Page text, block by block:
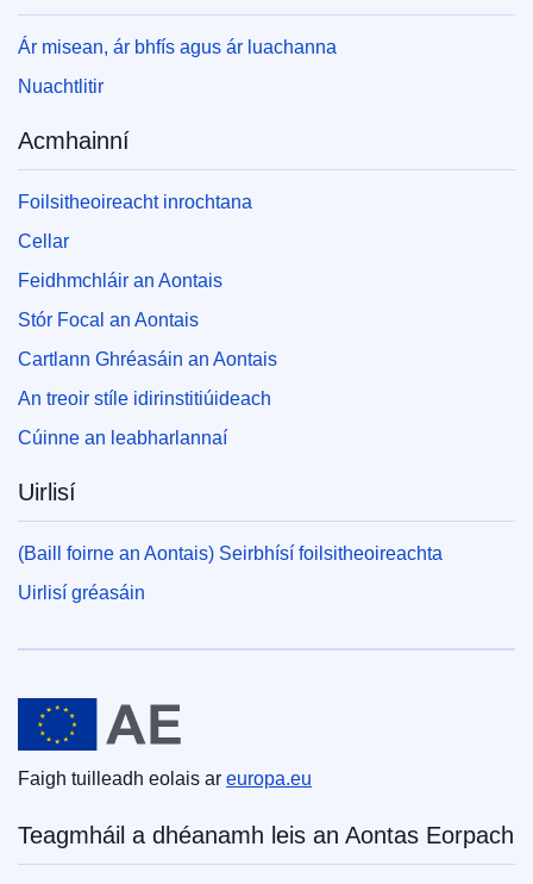
Ár misean, ár bhfís agus ár luachanna
Nuachtlitir
Acmhainní
Foilsitheoireacht inrochtana
Cellar
Feidhmchláir an Aontais
Stór Focal an Aontais
Cartlann Ghréasáin an Aontais
An treoir stíle idirinstitiúideach
Cúinne an leabharlannaí
Uirlisí
(Baill foirne an Aontais) Seirbhísí foilsitheoireachta
Uirlisí gréasáin
An tAontas Eorpach
Faigh tuilleadh eolais ar europa.eu
Teagmháil a dhéanamh leis an Aontas Eorpach